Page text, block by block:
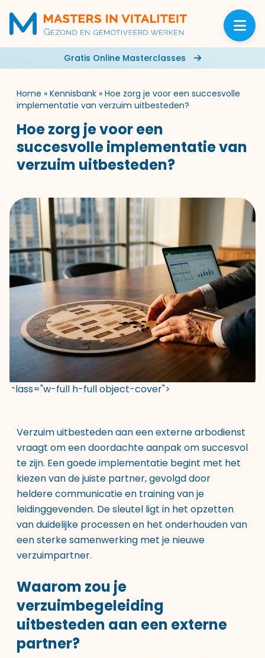
Gratis Online Masterclasses
Home » Kennisbank » Hoe zorg je voor een succesvolle
implementatie van verzuim uitbesteden?
Hoe zorg je voor een
succesvolle implementatie van
verzuim uitbesteden?
class="w-full h-full object-cover">
Verzuim uitbesteden aan een externe arbodienst
vraagt om een doordachte aanpak om succesvol
te zijn. Een goede implementatie begint met het
kiezen van de juiste partner, gevolgd door
heldere communicatie en training van je
leidinggevenden. De sleutel ligt in het opzetten
van duidelijke processen en het onderhouden van
een sterke samenwerking met je nieuwe
verzuimpartner.
Waarom zou je
verzuimbegeleiding
uitbesteden aan een externe
partner?